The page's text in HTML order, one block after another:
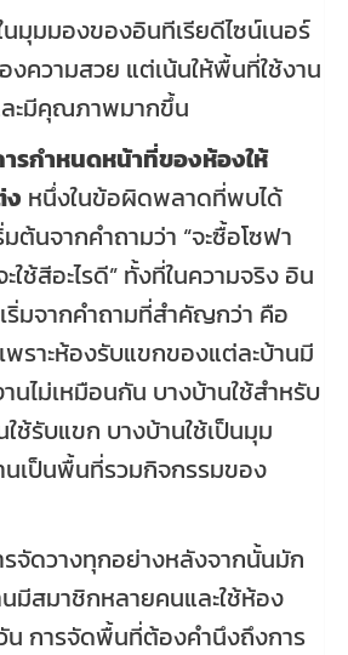
มุมมองของอินทีเรียดีไซน์เนอร์
งความสวย แต่เน้นให้พื้นที่ใช้งาน
ะมีคุณภาพมากขึ้น
ารกำหนดหน้าที่ของห้องให้
หนึ่งในข้อผิดพลาดที่พบได้
ต้นจากคำถามว่า “จะซื้อโซฟา
ใช้สีอะไรดี” ทั้งที่ในความจริง อิน
เริ่มจากคำถามที่สำคัญกว่า คือ
เพราะห้องรับแขกของแต่ละบ้านมี
นไม่เหมือนกัน บางบ้านใช้สำหรับ
ช้รับแขก บางบ้านใช้เป็นมุม
นเป็นพื้นที่รวมกิจกรรมของ
รจัดวางทุกอย่างหลังจากนั้นมัก
มีสมาชิกหลายคนและใช้ห้อง
การจัดพื้นที่ต้องคำนึงถึงการ